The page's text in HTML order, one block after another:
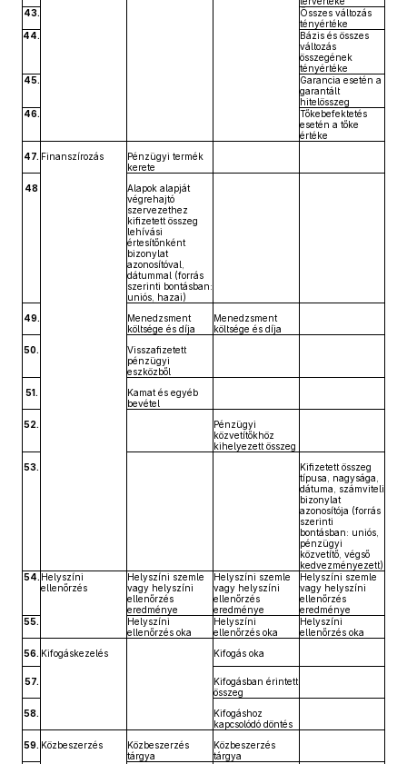
43.
Összes változás
tényértéke
44.
Bázis és összes
változás
összegének
tényértéke
45.
Garancia esetén a
garantált
hitelösszeg
46.
Tőkebefektetés
esetén a tőke
értéke
47. Finanszírozás
Pénzügyi termék
kerete
48
Alapok alapját
végrehajtó
szervezethez
kifizetett összeg
lehívási
értesítőnként
bizonylat
azonosítóval,
dátummal (forrás
szerinti bontásban:
uniós, hazai)
49.
Menedzsment
költsége és díja
Menedzsment
költsége és díja
50.
Visszafizetett
pénzügyi
eszközből
51.
Kamat és egyéb
bevétel
52.
Pénzügyi
közvetítőkhöz
kihelyezett összeg
53.
Kifizetett összeg
típusa, nagysága,
dátuma, számviteli
bizonylat
azonosítója (forrás
szerinti
bontásban: uniós,
pénzügyi
közvetítő, végső
kedvezményezett)
54. Helyszíni
ellenőrzés
Helyszíni szemle
vagy helyszíni
ellenőrzés
eredménye
Helyszíni szemle
vagy helyszíni
ellenőrzés
eredménye
Helyszíni szemle
vagy helyszíni
ellenőrzés
eredménye
55.
Helyszíni
ellenőrzés oka
Helyszíni
ellenőrzés oka
Helyszíni
ellenőrzés oka
56. Kifogáskezelés Kifogás oka
57.
Kifogásban érintett
összeg
58.
Kifogáshoz
kapcsolódó döntés
59. Közbeszerzés
Közbeszerzés
tárgya
Közbeszerzés
tárgya